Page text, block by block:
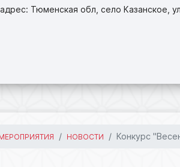
адрес: Тюменская обл, село Казанское,
НОВОСТИ Конкурс